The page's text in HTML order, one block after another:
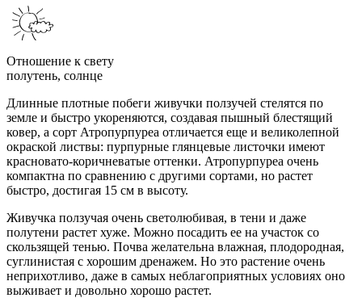
Отношение к свету
полутень, солнце
Длинные плотные побеги живучки ползучей стелятся по
земле и быстро укореняются, создавая пышный блестящий
ковер, а сорт Атропурпуреа отличается еще и великолепной
окраской листвы: пурпурные глянцевые листочки имеют
красновато-коричневатые оттенки. Атропурпуреа очень
компактна по сравнению с другими сортами, но растет
быстро, достигая 15 см в высоту.
Живучка ползучая очень светолюбивая, в тени и даже
полутени растет хуже. Можно посадить ее на участок со
скользящей тенью. Почва желательна влажная, плодородная,
суглинистая с хорошим дренажем. Но это растение очень
неприхотливо, даже в самых неблагоприятных условиях оно
выживает и довольно хорошо растет.